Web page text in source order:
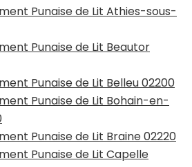
Punaise de Lit Athies-sous-
Punaise de Lit Beautor
Punaise de Lit Belleu 02200
Punaise de Lit Bohain-en-
Punaise de Lit Braine 02220
Punaise de Lit Capelle